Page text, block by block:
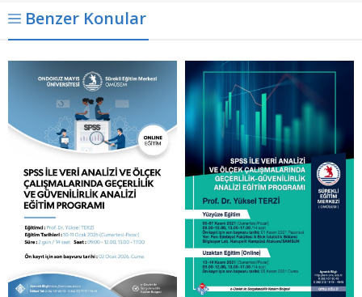
Benzer Konular